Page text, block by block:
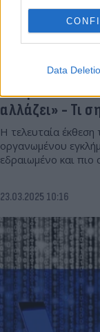
Data
Europol: «Το
αλλάζει» - Τι
Η τελευταία
οργανωμένου
εδραιωμένο και
23.03.2025 10:16